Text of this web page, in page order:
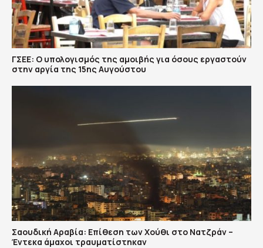
ΓΣΕΕ: Ο υπολογισμός της αμοιβής για όσους εργαστούν
στην αργία της 15ης Αυγούστου
Σαουδική Αραβία: Επίθεση των Χούθι στο Νατζράν –
Έντεκα άμαχοι τραυματίστηκαν